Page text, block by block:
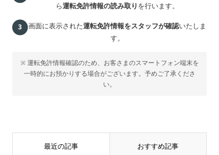
ら運転免許情報の読み取り を行います。
3 画面に表示された運転免許情報をスタッフが確認いたしま
す。
※ 運転免許情報確認のため、お客さまのスマートフォン端末を
一時的にお預かりする場合がございます。予めご了承くださ
い。
最近の記事 おすすめ記事